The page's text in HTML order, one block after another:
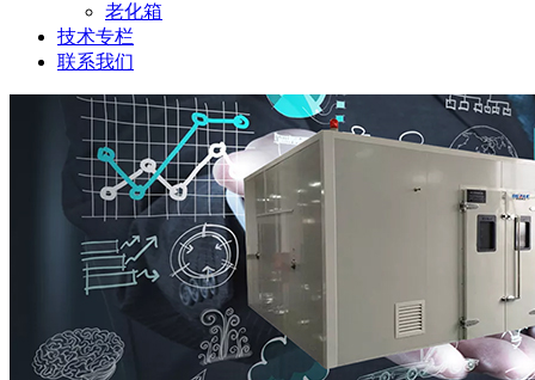
老化箱
技术专栏
联系我们